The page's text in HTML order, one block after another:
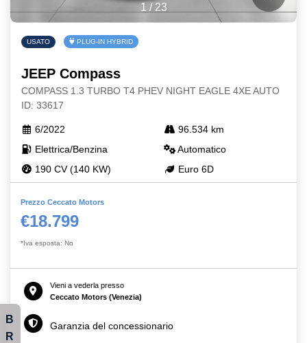
1 / 23
USATO PLUG-IN HYBRID
JEEP Compass
COMPASS 1.3 TURBO T4 PHEV NIGHT EAGLE 4XE AUTO
ID: 33617
6/2022
96.534 km
Elettrica/Benzina
Automatico
190 CV (140 KW)
Euro 6D
Prezzo Ceccato Motors
€18.799
*Iva esposta: No
Vieni a vederla presso
Ceccato Motors (Venezia)
Garanzia del concessionario
B
R